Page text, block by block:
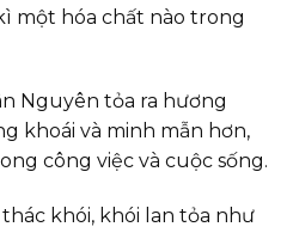
một hóa chất nào trong
Nguyên tỏa ra hương
khoái và minh mẫn hơn,
công việc và cuộc sống.
khói, khói lan tỏa như